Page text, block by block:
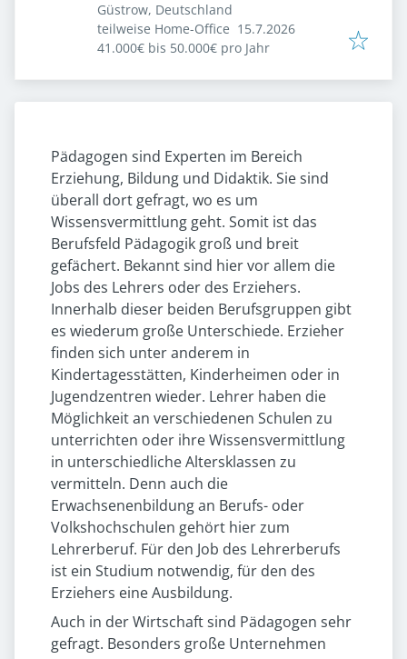
Güstrow, Deutschland
teilweise Home-Office Veröffentlicht
15.7.2026
41.000€ bis 50.000€ pro Jahr
Pädagogen sind Experten im Bereich
Erziehung, Bildung und Didaktik. Sie sind
überall dort gefragt, wo es um
Wissensvermittlung geht. Somit ist das
Berufsfeld Pädagogik groß und breit
gefächert. Bekannt sind hier vor allem die
Jobs des Lehrers oder des Erziehers.
Innerhalb dieser beiden Berufsgruppen gibt
es wiederum große Unterschiede. Erzieher
finden sich unter anderem in
Kindertagesstätten, Kinderheimen oder in
Jugendzentren wieder. Lehrer haben die
Möglichkeit an verschiedenen Schulen zu
unterrichten oder ihre Wissensvermittlung
in unterschiedliche Altersklassen zu
vermitteln. Denn auch die
Erwachsenenbildung an Berufs- oder
Volkshochschulen gehört hier zum
Lehrerberuf. Für den Job des Lehrerberufs
ist ein Studium notwendig, für den des
Erziehers eine Ausbildung.
Auch in der Wirtschaft sind Pädagogen sehr
gefragt. Besonders große Unternehmen